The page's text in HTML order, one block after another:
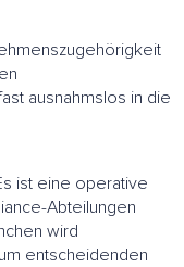
ausnahmslos in die
ist eine operative
Abteilungen
wird
entscheidenden